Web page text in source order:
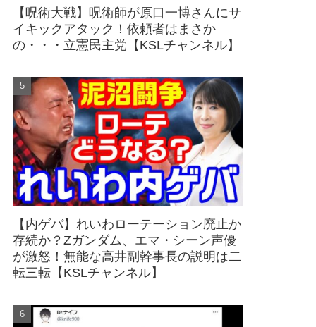
【呪術大戦】呪術師が原口一博さんにサ
イキックアタック！依頼者はまさか
の・・・立憲民主党【KSLチャンネル】
【内ゲバ】れいわローテーション廃止か
存続か？Zガンダム、エマ・シーン声優
が激怒！無能な高井副幹事長の説明は二
転三転【KSLチャンネル】